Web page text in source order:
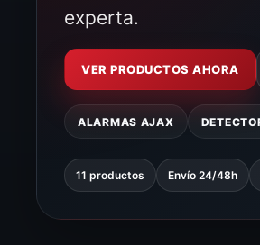
experta.
VER PRODUCTOS AHORA
ALARMAS AJAX
11 productos Envío 24/48h